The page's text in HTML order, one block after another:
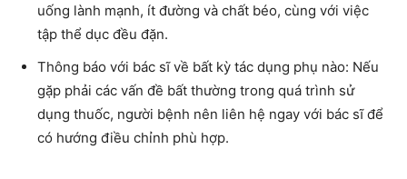
uống lành mạnh, ít đường và chất béo, cùng với việc
tập thể dục đều đặn.
Thông báo với bác sĩ về bất kỳ tác dụng phụ nào: Nếu
gặp phải các vấn đề bất thường trong quá trình sử
dụng thuốc, người bệnh nên liên hệ ngay với bác sĩ để
có hướng điều chỉnh phù hợp.